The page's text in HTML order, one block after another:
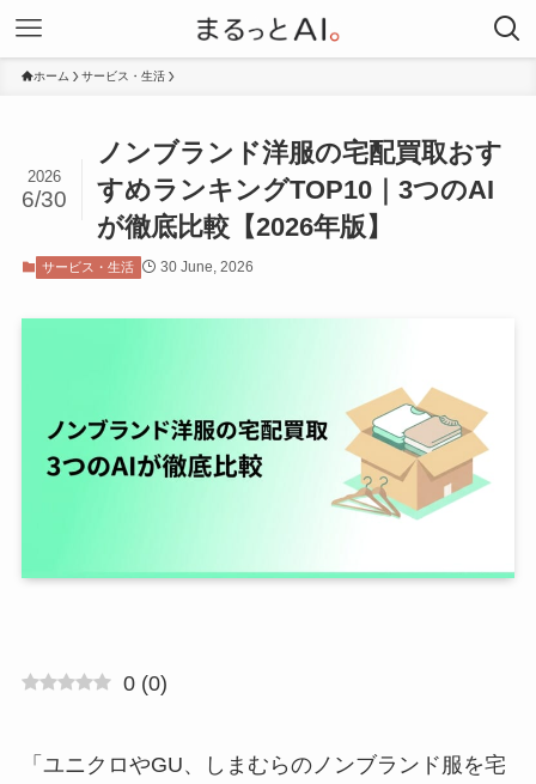
ホーム サービス・生活
ノンブランド洋服の宅配買取おす
すめランキングTOP10｜3つのAI
が徹底比較【2026年版】
2026
6/30
サービス・生活 30 June, 2026
0 (0)
「ユニクロやGU、しまむらのノンブランド服を宅